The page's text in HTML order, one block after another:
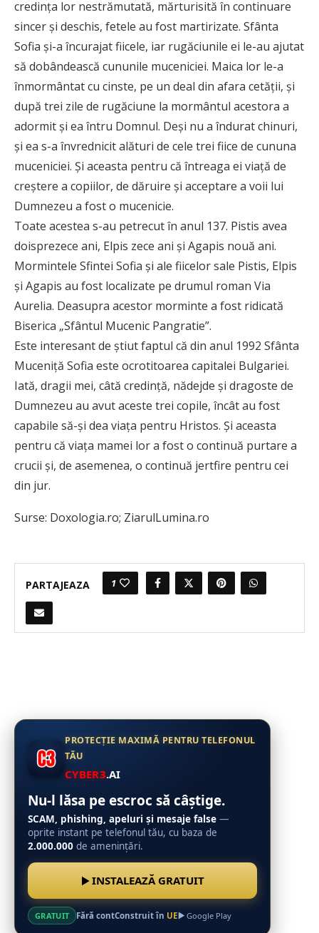
credinţa lor nestrămutată, mărturisită în continuare
sincer şi deschis, fetele au fost martirizate. Sfânta
Sofia şi-a încurajat fiicele, iar rugăciunile ei le-au ajutat
să dobândească cununile muceniciei. Maica lor le-a
înmormântat cu cinste, pe un deal din afara cetăţii, şi
după trei zile de rugăciune la mormântul acestora a
adormit şi ea întru Domnul. Deşi nu a îndurat chinuri,
şi ea s-a învrednicit alături de cele trei fiice de cununa
muceniciei. Şi aceasta pentru că întreaga ei viaţă de
creştere a copiilor, de dăruire şi acceptare a voii lui
Dumnezeu a fost o mucenicie.
Toate acestea s-au petrecut în anul 137. Pistis avea
doisprezece ani, Elpis zece ani şi Agapis nouă ani.
Mormintele Sfintei Sofia şi ale fiicelor sale Pistis, Elpis
şi Agapis au fost localizate pe drumul roman Via
Aurelia. Deasupra acestor morminte a fost ridicată
Biserica „Sfântul Mucenic Pangratie”.
Este interesant de ştiut faptul că din anul 1992 Sfânta
Muceniţă Sofia este ocrotitoarea capitalei Bulgariei.
Iată, dragii mei, câtă credinţă, nădejde şi dragoste de
Dumnezeu au avut aceste trei copile, încât au fost
capabile să-şi dea viaţa pentru Hristos. Şi aceasta
pentru că viaţa mamei lor a fost o continuă purtare a
crucii şi, de asemenea, o continuă jertfire pentru cei
din jur.
Surse: Doxologia.ro; ZiarulLumina.ro
PARTAJEAZA 1
PROTECȚIE MAXIMĂ PENTRU TELEFONUL
TĂU
CYBER3.AI
Nu-l lăsa pe escroc să câștige.
SCAM, phishing, apeluri și mesaje false —
oprite instant pe telefonul tău, cu baza de
2.000.000 de amenințări.
INSTALEAZĂ GRATUIT
GRATUIT Fără contConstruit în UE Google Play